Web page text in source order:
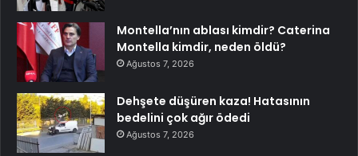
Montella’nın ablası kimdir? Caterina
Montella kimdir, neden öldü?
Ağustos 7, 2026
Dehşete düşüren kaza! Hatasının
bedelini çok ağır ödedi
Ağustos 7, 2026